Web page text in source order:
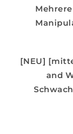
[NEU]
and